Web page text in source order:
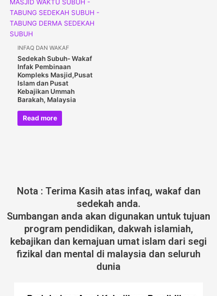
INFAQ DAN WAKAF
Sedekah Subuh- Wakaf
Infak Pembinaan
Kompleks Masjid,Pusat
Islam dan Pusat
Kebajikan Ummah
Barakah, Malaysia
Read more
Nota : Terima Kasih atas infaq, wakaf dan
sedekah anda.
Sumbangan anda akan digunakan untuk tujuan
program pendidikan, dakwah islamiah,
kebajikan dan kemajuan umat islam dari segi
fizikal dan mental di malaysia dan seluruh
dunia